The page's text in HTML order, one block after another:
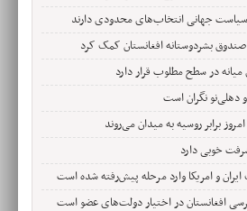
جهانی انتخاب‌های محدودی دارند
در سطح مطلوب قرار دارد
دهلی‌نو نگران است
برابر روسیه به میدان می‌روند
خوبی دارد
و امریکا وارد مرحله پیش‌رفته شده است
افغانستان در اختیار دولت‌های عضو است